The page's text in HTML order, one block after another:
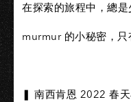
在探索的旅程中，總是
murmur 的小秘密，只
❚ 南西肯恩 2022 春